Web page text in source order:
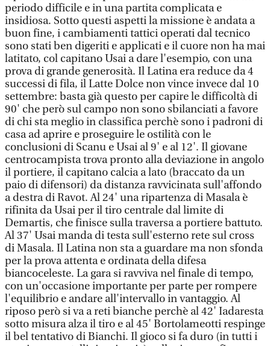
periodo difficile e in una partita complicata e
insidiosa. Sotto questi aspetti la missione è andata a
buon fine, i cambiamenti tattici operati dal tecnico
sono stati ben digeriti e applicati e il cuore non ha mai
latitato, col capitano Usai a dare l'esempio, con una
prova di grande generosità. Il Latina era reduce da 4
successi di fila, il Latte Dolce non vince invece dal 10
settembre: basta già questo per capire le difficoltà di
90' che però sul campo non sono sbilanciati a favore
di chi sta meglio in classifica perchè sono i padroni di
casa ad aprire e proseguire le ostilità con le
conclusioni di Scanu e Usai al 9' e al 12'. Il giovane
centrocampista trova pronto alla deviazione in angolo
il portiere, il capitano calcia a lato (braccato da un
paio di difensori) da distanza ravvicinata sull'affondo
a destra di Ravot. Al 24' una ripartenza di Masala è
rifinita da Usai per il tiro centrale dal limite di
Demartis, che finisce sulla traversa a portiere battuto.
Al 37' Usai manda di testa sull'esterno rete sul cross
di Masala. Il Latina non sta a guardare ma non sfonda
per la prova attenta e ordinata della difesa
biancoceleste. La gara si ravviva nel finale di tempo,
con un'occasione importante per parte per rompere
l'equilibrio e andare all'intervallo in vantaggio. Al
riposo però si va a reti bianche perchè al 42' Iadaresta
sotto misura alza il tiro e al 45' Bortolameotti respinge
il bel tentativo di Bianchi. Il gioco si fa duro (in tutti i